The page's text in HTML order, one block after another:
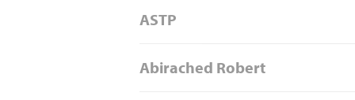
ASTP
Abirached Robert